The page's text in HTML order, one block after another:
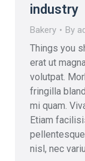
industry
Bakery By
Things you
erat ut
volutpat.
fringilla
mi quam.
Etiam
nisl, nec